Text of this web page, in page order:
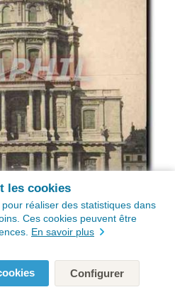
les cookies
réaliser des statistiques dans
Ces cookies peuvent être
En savoir plus
Configurer